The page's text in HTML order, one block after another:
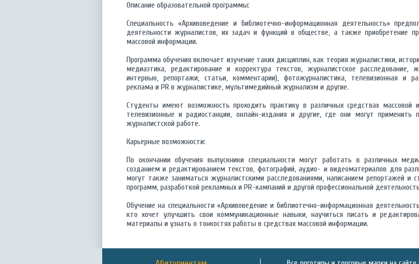
Описание образовательной программы:
Специальность «Архивоведение и библиотечно-информационная деятельность»
деятельности журналистов, их задач и функций в обществе, а также приобретение
массовой информации.
Программа обучения включает изучение таких дисциплин, как теория журналистики,
медиаэтика, редактирование и корректура текстов, журналистское расследование,
интервью, репортажи, статьи, комментарии), фотожурналистика, телевизионная и
реклама и PR в журналистике, мультимедийный журнализм и другие.
Студенты имеют возможность проходить практику в различных средствах массовой
телевизионные и радиостанции, онлайн-издания и другие, где они могут применить
журналистской работе.
Карьерные возможности:
По окончании обучения выпускники специальности могут работать в различных
созданием и редактированием текстов, фотографий, аудио- и видеоматериалов для
могут также заниматься журналистскими расследованиями, написанием репортажей и
программ, разработкой рекламных и PR-кампаний и другой профессиональной
Обучение на специальности «Архивоведение и библиотечно-информационная
кто хочет улучшить свои коммуникационные навыки, научиться писать и
материалы и узнать о тонкостях работы в средствах массовой информации.